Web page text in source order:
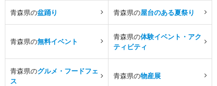
青森県の盆踊り 青森県の屋台のある夏祭り
青森県の無料イベント
青森県の体験イベント・アク
ティビティ
青森県のグルメ・フードフェ
ス
青森県の物産展